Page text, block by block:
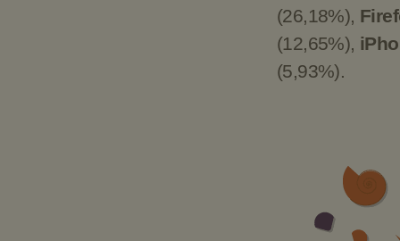
(26,18%),
(12,65%),
(5,93%).